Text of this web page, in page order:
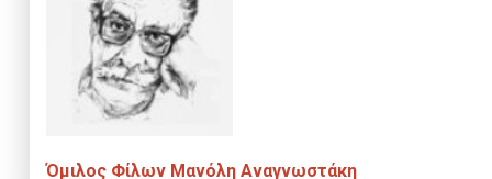
Όμιλος Φίλων Μανόλη Αναγνωστάκη